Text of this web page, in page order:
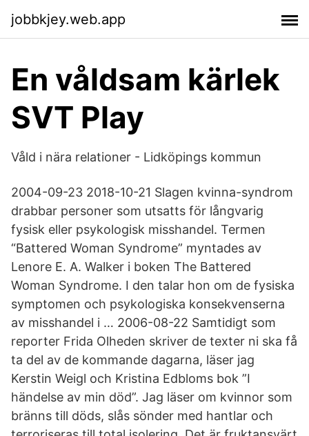
jobbkjey.web.app
En våldsam kärlek
SVT Play
Våld i nära relationer - Lidköpings kommun
2004-09-23 2018-10-21 Slagen kvinna-syndrom
drabbar personer som utsatts för långvarig
fysisk eller psykologisk misshandel. Termen
“Battered Woman Syndrome” myntades av
Lenore E. A. Walker i boken The Battered
Woman Syndrome. I den talar hon om de fysiska
symptomen och psykologiska konsekvenserna
av misshandel i … 2006-08-22 Samtidigt som
reporter Frida Olheden skriver de texter ni ska få
ta del av de kommande dagarna, läser jag
Kerstin Weigl och Kristina Edbloms bok ”I
händelse av min död”. Jag läser om kvinnor som
bränns till döds, slås sönder med hantlar och